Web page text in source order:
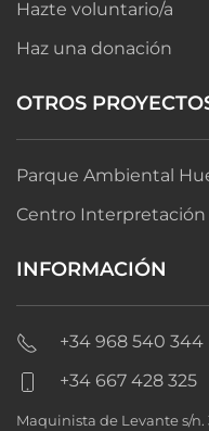
Hazte voluntario/a
Haz una donación
OTROS
Parque Ambiental
Centro Interpretación
INFORMACIÓN
+34 968 540 344
+34 667 428 325
Maquinista de Levante s/n.